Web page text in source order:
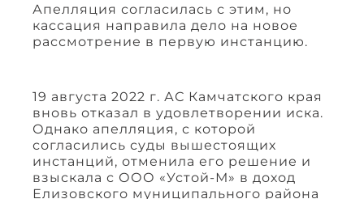
Апелляция согласилась с этим, но
кассация направила дело на новое
рассмотрение в первую инстанцию.
19 августа 2022 г. АС Камчатского края
вновь отказал в удовлетворении иска.
Однако апелляция, с которой
согласились суды вышестоящих
инстанций, отменила его решение и
взыскала с ООО «Устой-М» в доход
Елизовского муниципального района